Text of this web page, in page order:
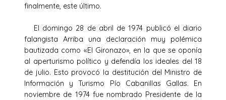
finalmente, este último.
El domingo 28 de abril de 1974 publicó el diario
falangista Arriba una declaración muy polémica
bautizada como «El Gironazo», en la que se oponía
al aperturismo político y defendía los ideales del 18
de julio. Esto provocó la destitución del Ministro de
Información y Turismo Pío Cabanillas Gallas. En
noviembre de 1974 fue nombrado Presidente de la